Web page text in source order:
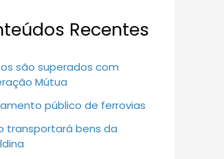
Recentes
são superados com
Mútua
público de ferrovias
transportará bens da